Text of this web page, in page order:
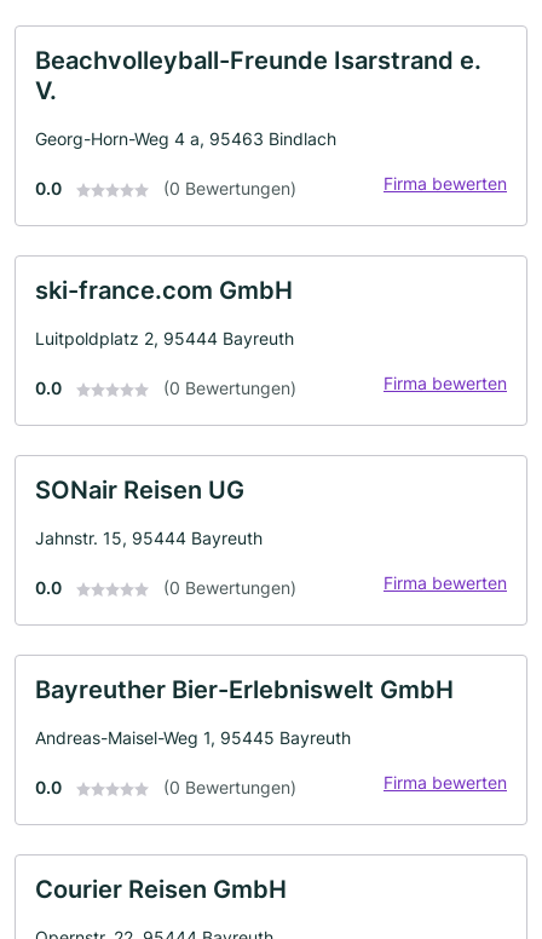
Beachvolleyball-Freunde Isarstrand e.
V.
Georg-Horn-Weg 4 a, 95463 Bindlach
0.0 (0 Bewertungen) Firma bewerten
ski-france.com GmbH
Luitpoldplatz 2, 95444 Bayreuth
0.0 (0 Bewertungen) Firma bewerten
SONair Reisen UG
Jahnstr. 15, 95444 Bayreuth
0.0 (0 Bewertungen) Firma bewerten
Bayreuther Bier-Erlebniswelt GmbH
Andreas-Maisel-Weg 1, 95445 Bayreuth
0.0 (0 Bewertungen) Firma bewerten
Courier Reisen GmbH